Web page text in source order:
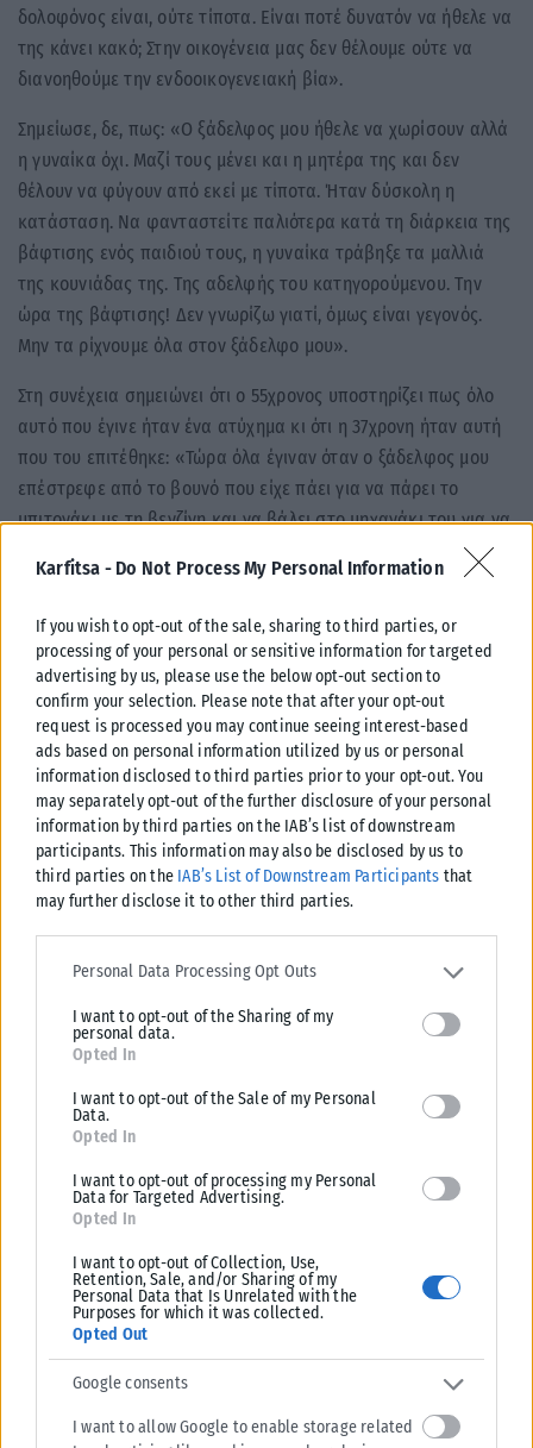
Karfitsa - Do Not Process My Personal Information
If you wish to opt-out of the sale, sharing to third parties, or
processing of your personal or sensitive information for targeted
advertising by us, please use the below opt-out section to
confirm your selection. Please note that after your opt-out
request is processed you may continue seeing interest-based
ads based on personal information utilized by us or personal
information disclosed to third parties prior to your opt-out. You
may separately opt-out of the further disclosure of your personal
information by third parties on the IAB’s list of downstream
participants. This information may also be disclosed by us to
third parties on the IAB’s List of Downstream Participants that
may further disclose it to other third parties.
Please note that this website/app uses one or more Google
services and may gather and store information including but not
deny consent to Google and its third-party tags to use your data
for below specified purposes in below Google consent section.
Personal Data Processing Opt Outs
I want to opt-out of the Sharing of my
personal data.
Opted In
I want to opt-out of the Sale of my Personal
Data.
Opted In
I want to opt-out of processing my Personal
Data for Targeted Advertising.
Opted In
I want to opt-out of Collection, Use,
Retention, Sale, and/or Sharing of my
Personal Data that Is Unrelated with the
Purposes for which it was collected.
Opted Out
Google consents
I want to allow Google to enable storage related
δολοφόνος είναι, ούτε τίποτα. Είναι ποτέ δυνατόν να ήθελε να
της κάνει κακό; Στην οικογένεια μας δεν θέλουμε ούτε να
διανοηθούμε την ενδοοικογενειακή βία».
Σημείωσε, δε, πως: «Ο ξάδελφος μου ήθελε να χωρίσουν αλλά
η γυναίκα όχι. Μαζί τους μένει και η μητέρα της και δεν
θέλουν να φύγουν από εκεί με τίποτα. Ήταν δύσκολη η
κατάσταση. Να φανταστείτε παλιότερα κατά τη διάρκεια της
βάφτισης ενός παιδιού τους, η γυναίκα τράβηξε τα μαλλιά
της κουνιάδας της. Της αδελφής του κατηγορούμενου. Την
ώρα της βάφτισης! Δεν γνωρίζω γιατί, όμως είναι γεγονός.
Μην τα ρίχνουμε όλα στον ξάδελφο μου».
Στη συνέχεια σημειώνει ότι ο 55χρονος υποστηρίζει πως όλο
αυτό που έγινε ήταν ένα ατύχημα κι ότι η 37χρονη ήταν αυτή
που του επιτέθηκε: «Τώρα όλα έγιναν όταν ο ξάδελφος μου
επέστρεφε από το βουνό που είχε πάει για να πάρει το
μπιτονάκι με τη βενζίνη και να βάλει στο μηχανάκι του για να
ότι είχε ειδοποιήσει τον δικηγόρο για να πάει αυτή να
υπογράψει για το διαζύγιο και η γυναίκα άρχισε να τον βρίζει
και απ´ότι έμαθα του έριξε και ένα χαστούκι.Ήταν ατύχημα
όλο αυτό που έγινε.Και τώρα τον κρατάνε στην αστυνομία.
Καλά κάνουν και τον κρατάνε, είμαστε πάντα υπέρ του
νόμου,αλλά σίγουρα ο άνθρωπος δεν ήθελε να κάνει κακό
Tags: Σέρρες
Από σήμερα μόνο με νέου τύπου ταυτότητα ή διαβατήριο τα